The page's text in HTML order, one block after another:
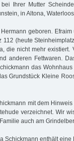
Ihrer Mutter
in Altona,
geboren.
112 (heute
die nicht mehr existiert.
anderen Fettwaren.
das
Grundstück Kleine
mit dem
verzeichnet. Wir
auch am
Schickmann enthält